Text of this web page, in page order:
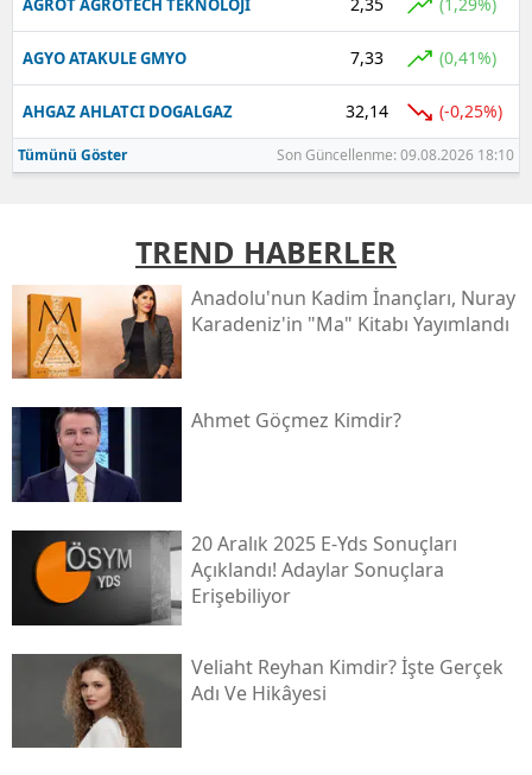
AGYO ATAKULE GMYO 7,33 (0,41%)
AHGAZ AHLATCI DOGALGAZ 32,14 (-0,25%)
Tümünü Göster Son Güncellenme: 09.08.2026 18:10
TREND HABERLER
Anadolu'nun Kadim İnançları, Nuray
Karadeniz'in "ma" Kitabı Yayımlandı
Ahmet Göçmez Kimdir?
20 Aralık 2025 E-Yds Sonuçları
Açıklandı! Adaylar Sonuçlara
Erişebiliyor
Veliaht Reyhan Kimdir? İşte Gerçek
Adı Ve Hikâyesi